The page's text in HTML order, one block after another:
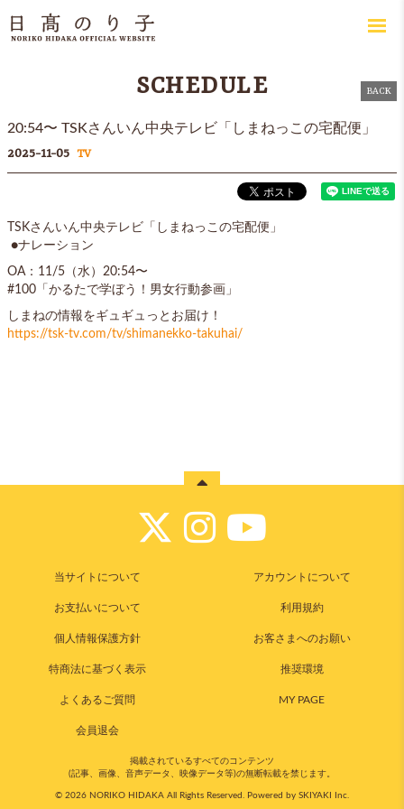
SCHEDULE BACK
20:54〜 TSKさんいん中央テレビ「しまねっこの宅配便」
2025-11-05 TV
TSKさんいん中央テレビ「しまねっこの宅配便」
●ナレーション
OA：11/5（水）20:54〜
#100「かるたで学ぼう！男女行動参画」
しまねの情報をギュギュっとお届け！
https://tsk-tv.com/tv/shimanekko-takuhai/
当サイトについて アカウントについて
お支払いについて 利用規約
個人情報保護方針 お客さまへのお願い
特商法に基づく表示 推奨環境
よくあるご質問 MY PAGE
会員退会
掲載されているすべてのコンテンツ
(記事、画像、音声データ、映像データ等)の無断転載を禁じます。
© 2026 NORIKO HIDAKA All Rights Reserved. Powered by SKIYAKI Inc.